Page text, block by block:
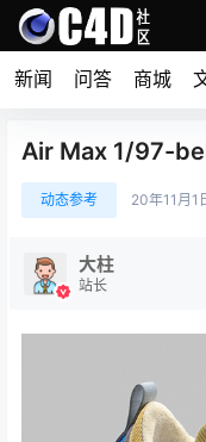
新闻 问答 商城
Air Max 1/97-
动态参考 20年11月1
大柱
站长